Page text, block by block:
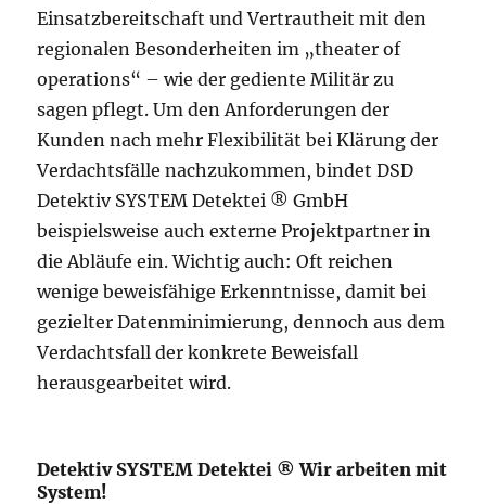
Einsatzbereitschaft und Vertrautheit mit den
regionalen Besonderheiten im „theater of
operations“ – wie der gediente Militär zu
sagen pflegt. Um den Anforderungen der
Kunden nach mehr Flexibilität bei Klärung der
Verdachtsfälle nachzukommen, bindet DSD
Detektiv SYSTEM Detektei ® GmbH
beispielsweise auch externe Projektpartner in
die Abläufe ein. Wichtig auch: Oft reichen
wenige beweisfähige Erkenntnisse, damit bei
gezielter Datenminimierung, dennoch aus dem
Verdachtsfall der konkrete Beweisfall
herausgearbeitet wird.
Detektiv SYSTEM Detektei ® Wir arbeiten mit
System!